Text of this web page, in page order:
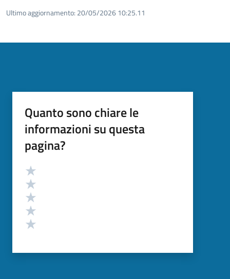
Ultimo aggiornamento: 20/05/2026 10:25.11
Quanto sono chiare le
informazioni su questa
pagina?
Valutazione